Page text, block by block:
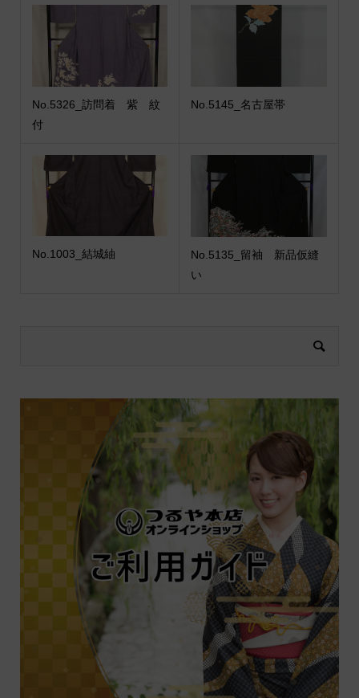
No.5326_訪問着 紫 紋
付
No.5145_名古屋帯
No.1003_結城紬
No.5135_留袖 新品仮縫
い